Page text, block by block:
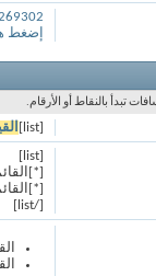
إضغط
تبدأ بالنقاط أو الأرقام.
[list]
[list]
[/list]